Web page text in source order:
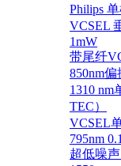
Philips
VCSEL
1mW
带尾纤
850nm
1310
TEC）
VCSEL
795nm
超低噪